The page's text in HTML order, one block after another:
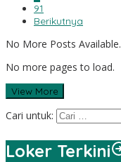
91
Berikutnya
No More Posts Available.
No more pages to load.
View More
Cari untuk:
Loker Terkini